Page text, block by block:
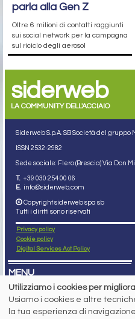
parla alla Gen Z
Oltre 6 milioni di contatti raggiunti
sui social network per la campagna
sul riciclo degli aerosol
siderweb
LA COMMUNITY DELL'ACCIAIO
Siderweb S.p.A. SB Società del gruppo
ISSN 2532-2982
Sede sociale: Flero (Brescia) Via Don
T. +39 030 254 00 06
E. info@siderweb.com
Copyright siderweb spa sb
Tutti i diritti sono riservati
Privacy policy
Cookie policy
Digital Services Act Policy
MENU
NEWS
PREZZI ITALIA
MERCATI
Utilizziamo i cookies per
Usiamo i cookies e altre
la tua esperienza di